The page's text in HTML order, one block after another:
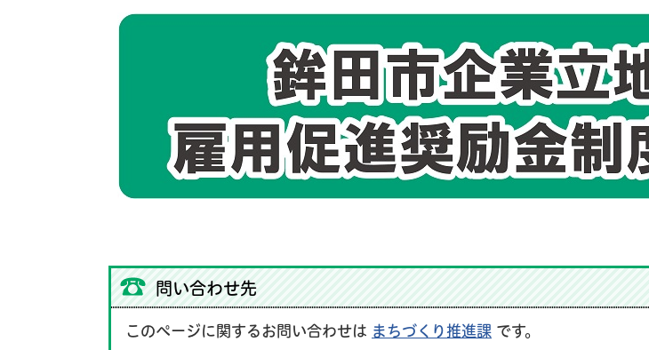
問い合わせ先
このページに関するお問い合わせは まちづくり推進課 です。